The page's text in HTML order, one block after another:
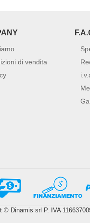
di vendita
© Dinamis srl P. IVA